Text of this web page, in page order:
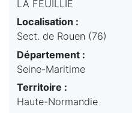
LA FEUILLIE
Localisation :
Sect. de Rouen (76)
Département :
Seine-Maritime
Territoire :
Haute-Normandie